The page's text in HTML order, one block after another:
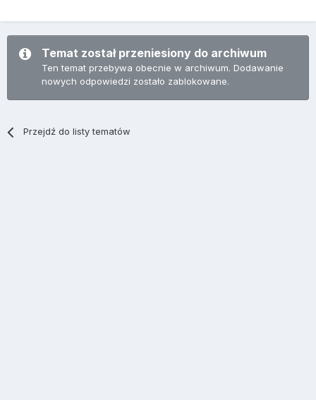
Temat został przeniesiony do archiwum
Ten temat przebywa obecnie w archiwum. Dodawanie
nowych odpowiedzi zostało zablokowane.
Przejdź do listy tematów